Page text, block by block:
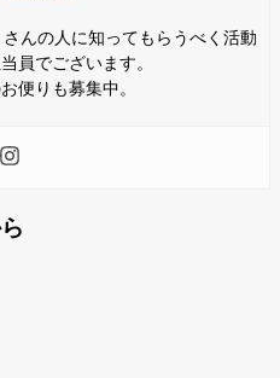
んの人に知ってもらうべく活動
員でございます。
便りも募集中。